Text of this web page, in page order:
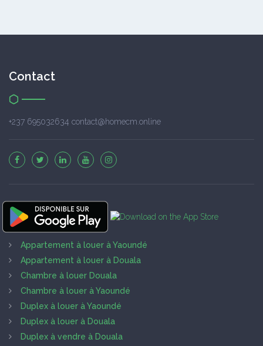
Contact
+237 695032634 contact@homecm.online
Appartement à louer à Yaoundé
Appartement à louer à Douala
Chambre à louer Douala
Chambre à louer à Yaoundé
Duplex à louer à Yaoundé
Duplex à louer à Douala
Duplex à vendre à Douala